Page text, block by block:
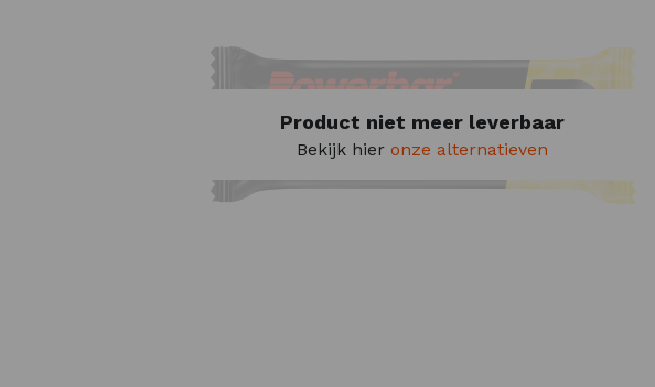
Product niet meer leverbaar
Bekijk hieronze alternatieven